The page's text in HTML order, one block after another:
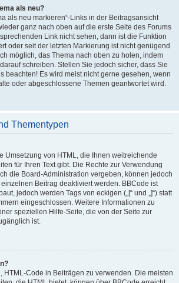
als neu?
als neu markieren“-Links in der Beitragsansicht
ganz nach oben auf die erste Seite des Forums
Link nicht sehen, dann ist die Funktion
oder seit der letzten Markierung ist nicht genügend
möglich, das Thema nach oben zu holen, indem
schreiben. Stellen Sie jedoch sicher, dass Sie
beachten! Es wird meist nicht gerne gesehen, wenn
oder abgeschlossene Themen geantwortet wird.
Thementypen
Umsetzung von HTML, die Ihnen weitreichende
für Ihren Text gibt. Die Rechte zur Verwendung
die Board-Administration vergeben, können jedoch
Beitrag deaktiviert werden. BBCode ist
jedoch werden Tags von eckigen („[“ und „]“) statt
eingeschlossen. Weitere Informationen zu
speziellen Hilfe-Seite, die von der Seite zur
ist.
HTML-Code in Beiträgen zu verwenden. Die meisten